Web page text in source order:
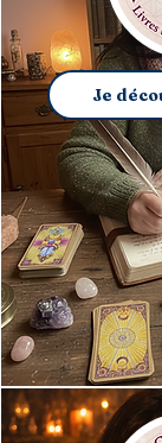
Je